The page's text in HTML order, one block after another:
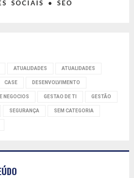
ATUALIDADES ATUALIDADES
CASE DESENVOLVIMENTO
NEGOCIOS GESTAO DE TI GESTÃO
SEGURANÇA SEM CATEGORIA